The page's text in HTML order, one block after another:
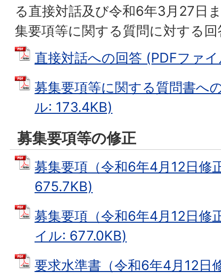
る直接対話及び令和6年3月27日
集要項等に関する質問に対する
直接対話への回答 (PDFファ
募集要項等に関する質問書へ
ル: 173.4KB)
募集要項等の修正
募集要項（令和6年4月12日修
675.7KB)
募集要項（令和6年4月12日修
イル: 677.0KB)
要求水準書（令和6年4月12日